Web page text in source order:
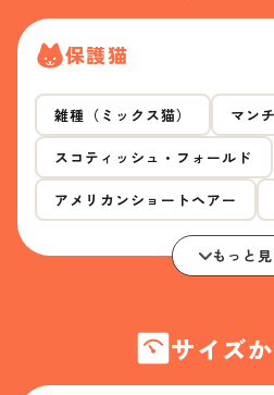
保護猫
雑種（ミックス猫） マン
スコティッシュ・フォールド
アメリカンショートヘアー
もっと見
サイズ